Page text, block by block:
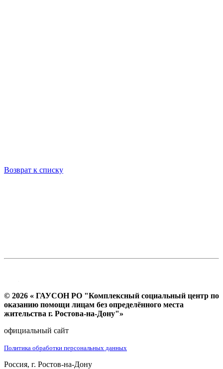
Возврат к списку
© 2026 « ГАУСОН РО "Комплексный социальный центр по
оказанию помощи лицам без определённого места
жительства г. Ростова-на-Дону"»
официальный сайт
Политика обработки персональных данных
Россия, г. Ростов-на-Дону